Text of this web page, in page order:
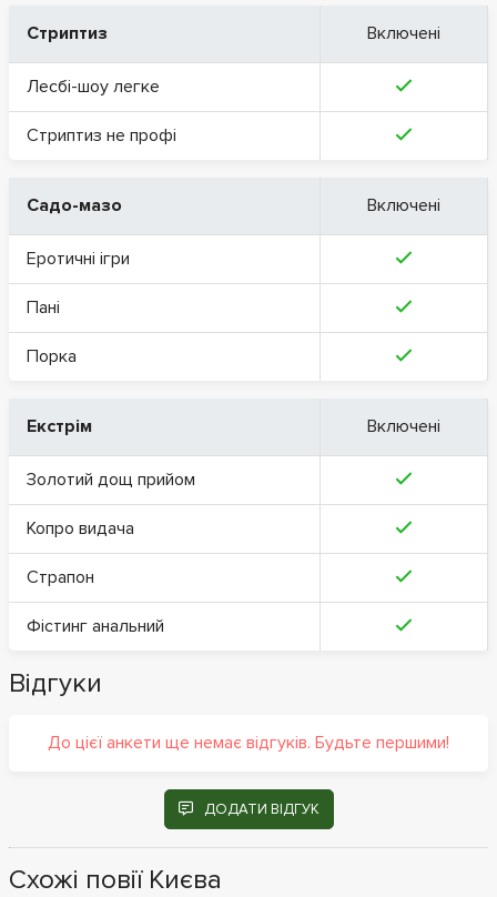
Стриптиз Включені
Лесбі-шоу легке
Стриптиз не профі
Садо-мазо Включені
Еротичні ігри
Пані
Порка
Екстрім Включені
Золотий дощ прийом
Копро видача
Страпон
Фістинг анальний
Відгуки
До цієї анкети ще немає відгуків. Будьте першими!
ДОДАТИ ВІДГУК
Схожі повії Києва